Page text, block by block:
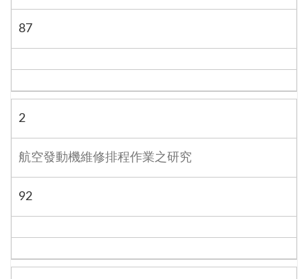
87
2
航空發動機維修排程作業之研究
92